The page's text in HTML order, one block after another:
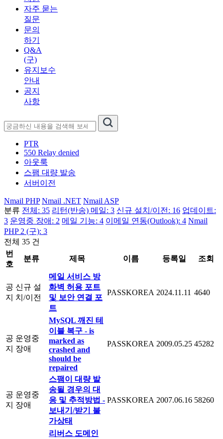
자주 묻는
질문
문의
하기
Q&A
(구)
유지보수
안내
공지
사항
PTR
550 Relay denied
아웃룩
스팸 대량 발송
서버이전
Nmail PHP Nmail .NET Nmail ASP
분류 전체: 35 리턴(반송) 메일: 3 신규 설치/이전: 16 업데이트:
3 운영중 장애: 2 메일 기능: 4 이메일 연동(Outlook): 4 Nmail
PHP 2 (구): 3
전체 35 건
번
호
분류 제목 이름 등록일 조회
공
지
신규 설
치/이전
메일 서비스 방
화벽 허용 포트
및 보안 연결 포
트
PASSKOREA 2024.11.11 4640
공
지
운영중
장애
MySQL 깨진 테
이블 복구 - is
marked as
crashed and
should be
repaired
PASSKOREA 2009.05.25 45282
공
지
운영중
장애
스팸이 대량 발
송될 경우의 대
응 및 추적방법 -
보내기/받기 불
가상태
PASSKOREA 2007.06.16 58260
리버스 도메인